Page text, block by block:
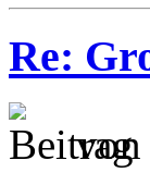
Re:
von